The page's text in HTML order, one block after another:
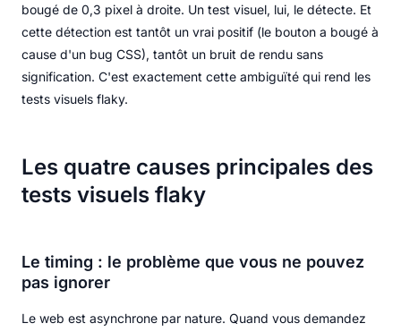
bougé de 0,3 pixel à droite. Un test visuel, lui, le détecte. Et
cette détection est tantôt un vrai positif (le bouton a bougé à
cause d'un bug CSS), tantôt un bruit de rendu sans
signification. C'est exactement cette ambiguïté qui rend les
tests visuels flaky.
Les quatre causes principales des
tests visuels flaky
Le timing : le problème que vous ne pouvez
pas ignorer
Le web est asynchrone par nature. Quand vous demandez